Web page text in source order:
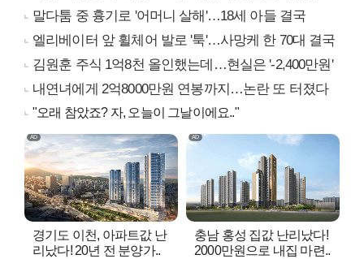
말다툼 중 흉기로 '어머니 살해'…18세 아들 결국
엘리베이터 앞 휠체어 발로 '툭'…사망케 한 70대 결국
김원훈 주식 1억8천 올인했는데…현실은 '-2,400만원'
내연녀에게 2억8000만원 연봉까지…논란 또 터졌다
"오래 참았죠? 자, 오늘이 그날이에요.."
경기도 이천, 아파트값 난
리났다! 20년 전 분양가..
충남 홍성 집값 난리났다!
2000만원으로 내집 마련..